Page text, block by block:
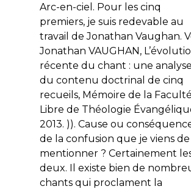
Arc-en-ciel. Pour les cinq
premiers, je suis redevable au
travail de Jonathan Vaughan.
Jonathan VAUGHAN,
récente du chant : une analyse
du contenu doctrinal de cinq
recueils, Mémoire de la Faculté
Libre de Théologie
2013. )). Cause ou
de la confusion que je viens de
mentionner ? Certainement
deux. Il existe bien de
chants qui proclament la